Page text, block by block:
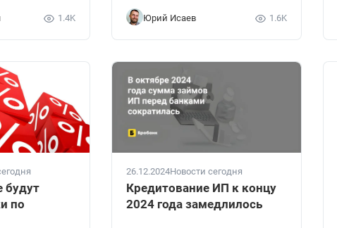
1.4K Юрий Исаев 1.6K
будут
по
26.12.2024Новости сегодня
Кредитование ИП к концу
2024 года замедлилось